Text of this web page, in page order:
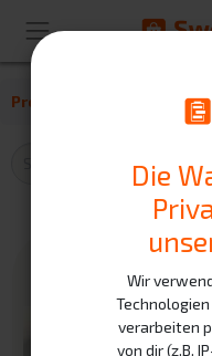
Products
Die
Wir
verarbeiten
von dir (z.B.